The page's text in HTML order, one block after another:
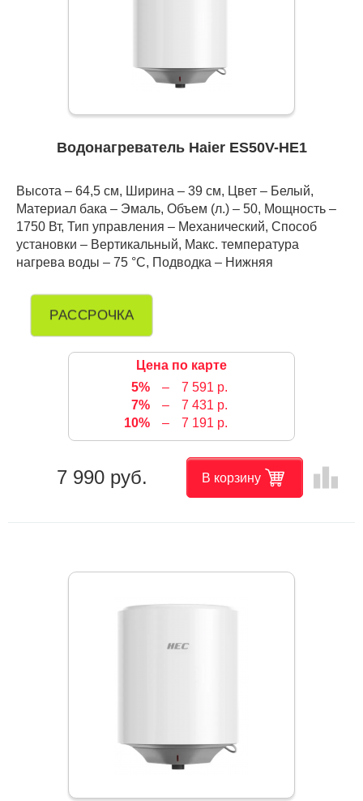
Водонагреватель Haier ES50V-HE1
Высота – 64,5 см, Ширина – 39 см, Цвет – Белый,
Материал бака – Эмаль, Объем (л.) – 50, Мощность –
1750 Вт, Тип управления – Механический, Способ
установки – Вертикальный, Макс. температура
нагрева воды – 75 °С, Подводка – Нижняя
РАССРОЧКА
Цена по карте
5%
–
7 591 р.
7%
–
7 431 р.
10%
– 7 191 р.
7 990 руб. В корзину leaderboard